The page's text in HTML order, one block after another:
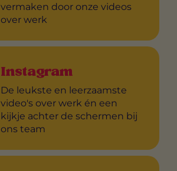
vermaken door onze videos
over werk
Instagram
De leukste en leerzaamste
video's over werk én een
kijkje achter de schermen bij
ons team